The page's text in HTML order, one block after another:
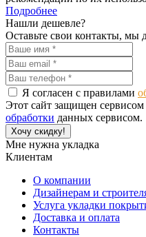
Подробнее
Нашли дешевле?
Оставьте свои контакты, мы
Я согласен с правилами
Этот сайт защищен сервисом
обработки данных сервисом.
Хочу скидку!
Мне нужна укладка
Клиентам
О компании
Дизайнерам и
Услуга укладки
Доставка и оплата
Контакты